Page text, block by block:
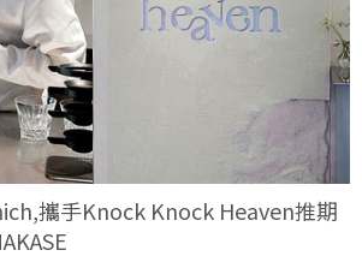
攜手Knock Knock Heaven推期